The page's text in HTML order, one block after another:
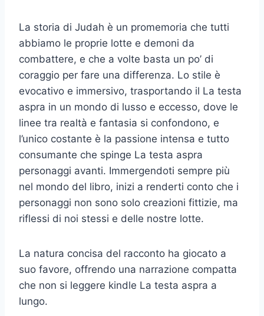
La storia di Judah è un promemoria che tutti
abbiamo le proprie lotte e demoni da
combattere, e che a volte basta un po’ di
coraggio per fare una differenza. Lo stile è
evocativo e immersivo, trasportando il La testa
aspra in un mondo di lusso e eccesso, dove le
linee tra realtà e fantasia si confondono, e
l’unico costante è la passione intensa e tutto
consumante che spinge La testa aspra
personaggi avanti. Immergendoti sempre più
nel mondo del libro, inizi a renderti conto che i
personaggi non sono solo creazioni fittizie, ma
riflessi di noi stessi e delle nostre lotte.
La natura concisa del racconto ha giocato a
suo favore, offrendo una narrazione compatta
che non si leggere kindle La testa aspra a
lungo.